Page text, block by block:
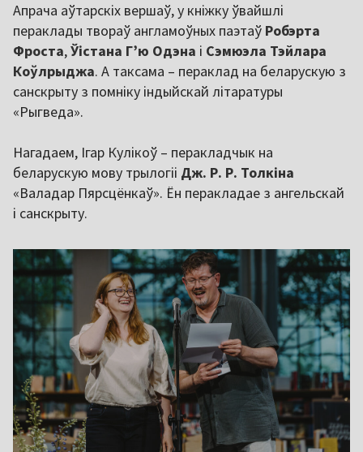
Апрача аўтарскіх вершаў, у кніжку ўвайшлі
пераклады твораў англамоўных паэтаў Робэрта
Фроста,Ўістана Г’ю Одэна і Сэмюэла Тэйлара
Коўлрыджа. А таксама – пераклад на беларускую з
санскрыту з помніку індыйскай літаратуры
«Рыгведа».
Нагадаем, Ігар Кулікоў – перакладчык на
беларускую мову трылогіі Дж. Р. Р. Толкіна
«Валадар Пярсцёнкаў». Ён перакладае з ангельскай
і санскрыту.